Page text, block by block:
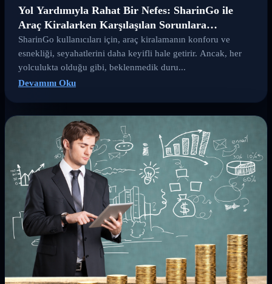
Yol Yardımıyla Rahat Bir Nefes: SharinGo ile
Araç Kiralarken Karşılaşılan Sorunlara
Çözümler
SharinGo kullanıcıları için, araç kiralamanın konforu ve
esnekliği, seyahatlerini daha keyifli hale getirir. Ancak, her
yolculukta olduğu gibi, beklenmedik duru...
Devamını Oku